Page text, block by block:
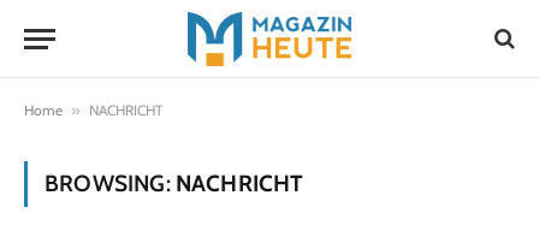
Home » NACHRICHT
BROWSING: NACHRICHT